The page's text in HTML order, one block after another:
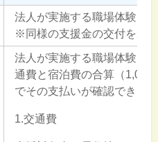
法人が実施する職場体験に
※同様の支援金の交付を受
法人が実施する職場体験に
通費と宿泊費の合算（
でその支払いが確認できる
1.交通費